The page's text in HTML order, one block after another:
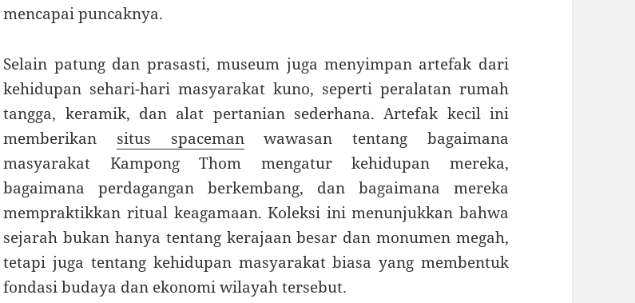
mencapai puncaknya.
Selain patung dan prasasti, museum juga menyimpan artefak dari
kehidupan sehari-hari masyarakat kuno, seperti peralatan rumah
tangga, keramik, dan alat pertanian sederhana. Artefak kecil ini
memberikan situs spacemanwawasan tentang bagaimana
masyarakat Kampong Thom mengatur kehidupan mereka,
bagaimana perdagangan berkembang, dan bagaimana mereka
mempraktikkan ritual keagamaan. Koleksi ini menunjukkan bahwa
sejarah bukan hanya tentang kerajaan besar dan monumen megah,
tetapi juga tentang kehidupan masyarakat biasa yang membentuk
fondasi budaya dan ekonomi wilayah tersebut.